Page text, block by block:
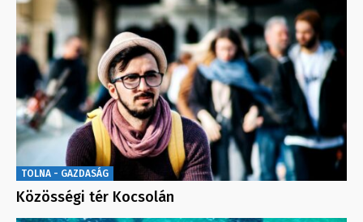
TOLNA - GAZDASÁG
Közösségi tér Kocsolán